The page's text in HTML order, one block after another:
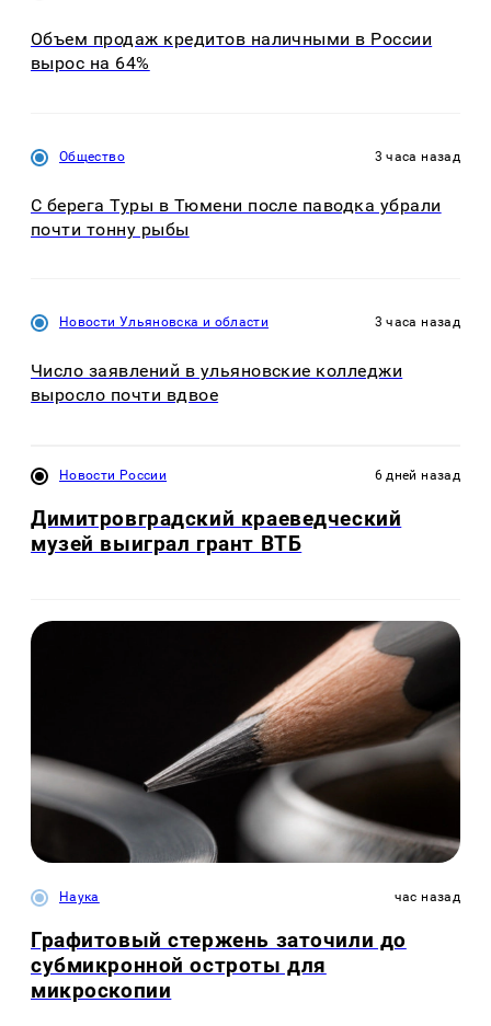
Объем продаж кредитов наличными в России
вырос на 64%
Общество 3 часа назад
С берега Туры в Тюмени после паводка убрали
почти тонну рыбы
Новости Ульяновска и области 3 часа назад
Число заявлений в ульяновские колледжи
выросло почти вдвое
Новости России 6 дней назад
Димитровградский краеведческий
музей выиграл грант ВТБ
Наука час назад
Графитовый стержень заточили до
субмикронной остроты для
микроскопии